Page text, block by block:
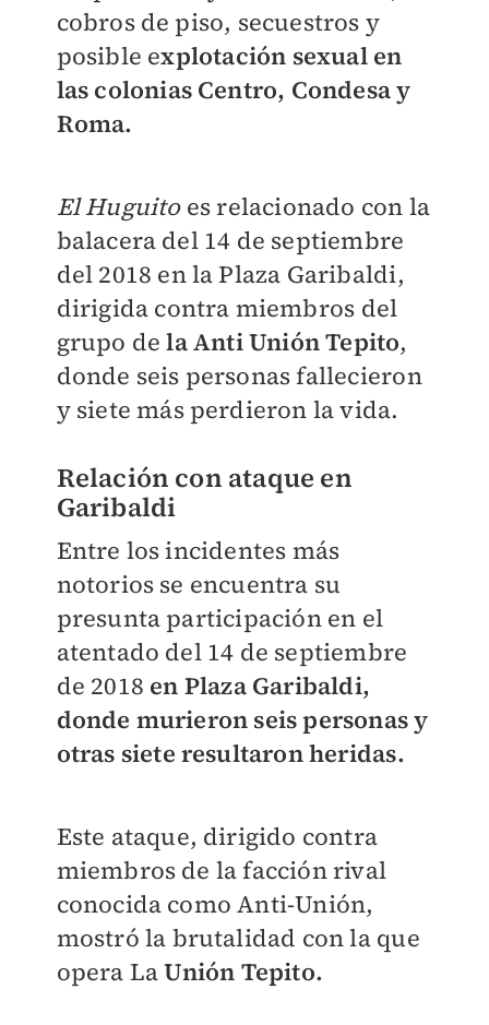
cobros de piso, secuestros y
posible explotación sexual en
las colonias Centro, Condesa y
Roma.
El Huguito es relacionado con la
balacera del 14 de septiembre
del 2018 en la Plaza Garibaldi,
dirigida contra miembros del
grupo dela Anti Unión Tepito,
donde seis personas fallecieron
y siete más perdieron la vida.
Relación con ataque en
Garibaldi
Entre los incidentes más
notorios se encuentra su
presunta participación en el
atentado del 14 de septiembre
de 2018 en Plaza Garibaldi,
donde murieron seis personas y
otras siete resultaron heridas.
Este ataque, dirigido contra
miembros de la facción rival
conocida como Anti-Unión,
mostró la brutalidad con la que
opera LaUnión Tepito.